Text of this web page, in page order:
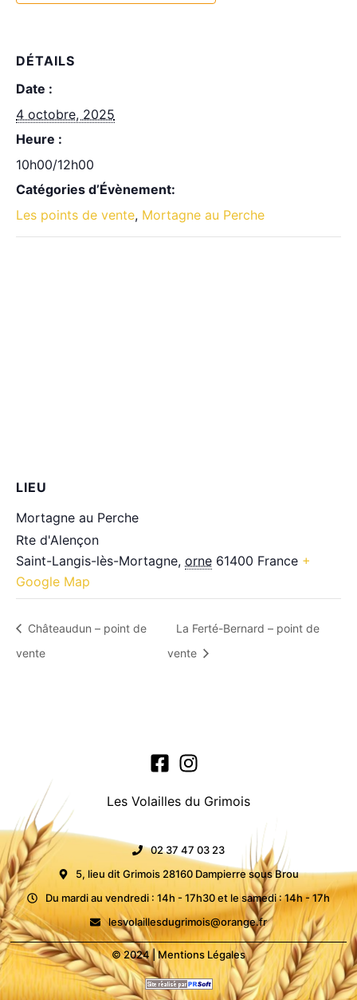
DÉTAILS
Date :
4 octobre, 2025
Heure :
10h00/12h00
Catégories d’Évènement:
Les points de vente, Mortagne au Perche
LIEU
Mortagne au Perche
Rte d'Alençon
Saint-Langis-lès-Mortagne, orne 61400 France +
Google Map
Châteaudun – point de
vente
La Ferté-Bernard – point de
vente
Les Volailles du Grimois
02 37 47 03 23
5, lieu dit Grimois 28160 Dampierre sous Brou
Du mardi au vendredi : 14h - 17h30 et le samedi : 14h - 17h
lesvolaillesdugrimois@orange.fr
© 2024 |Mentions Légales